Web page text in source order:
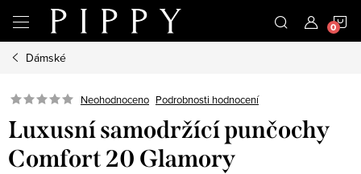
obsah
Dámské
Neohodnoceno Podrobnosti hodnocení
Luxusní samodržící punčochy
Comfort 20 Glamory